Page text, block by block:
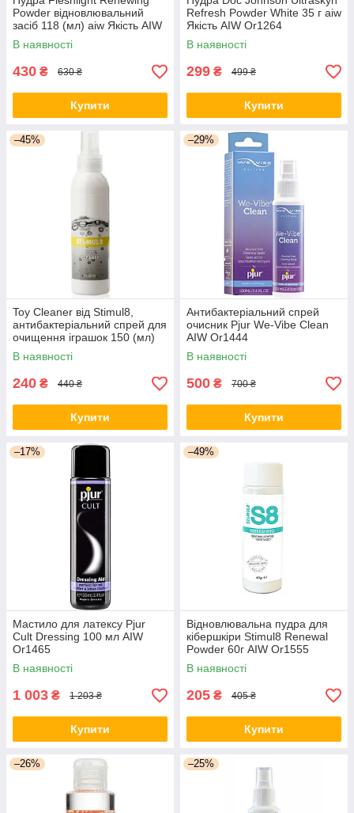
Powder відновлювальний
засіб 118 (мл) aiw Якість AIW
Or748
В наявності
430 ₴ 630 ₴
Купити
Refresh Powder White 35 г aiw
Якість AIW Or1264
В наявності
299 ₴ 499 ₴
Купити
–45%
Toy Cleaner від Stimul8,
антибактеріальний спрей для
очищення іграшок 150 (мл)
aiw Якість AIW Or766
В наявності
240 ₴ 440 ₴
Купити
–29%
Антибактеріальний спрей
очисник Pjur We-Vibe Clean
AIW Or1444
В наявності
500 ₴ 700 ₴
Купити
–17%
Мастило для латексу Pjur
Cult Dressing 100 мл AIW
Or1465
В наявності
1 003 ₴ 1 203 ₴
Купити
–49%
Відновлювальна пудра для
кібершкіри Stimul8 Renewal
Powder 60г AIW Or1555
В наявності
205 ₴ 405 ₴
Купити
–26% –25%